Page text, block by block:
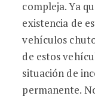
compleja. Ya
existencia de
vehículos
de estos
situación de
permanente.